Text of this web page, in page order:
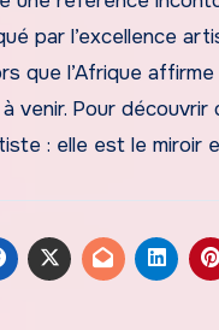
par l’excellence
que l’Afrique
venir. Pour découvrir
: elle est le miroir